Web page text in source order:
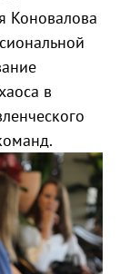
Коновалова
в